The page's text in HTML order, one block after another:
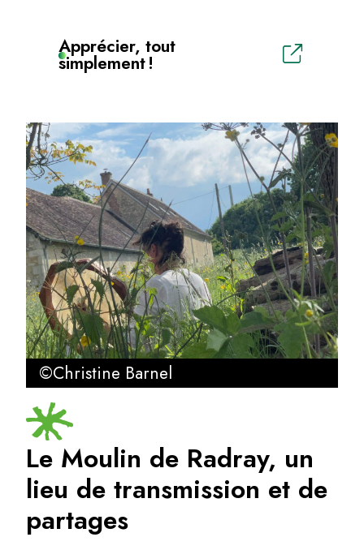
Apprécier, tout
simplement !
©Christine Barnel
Le Moulin de Radray, un
lieu de transmission et de
partages